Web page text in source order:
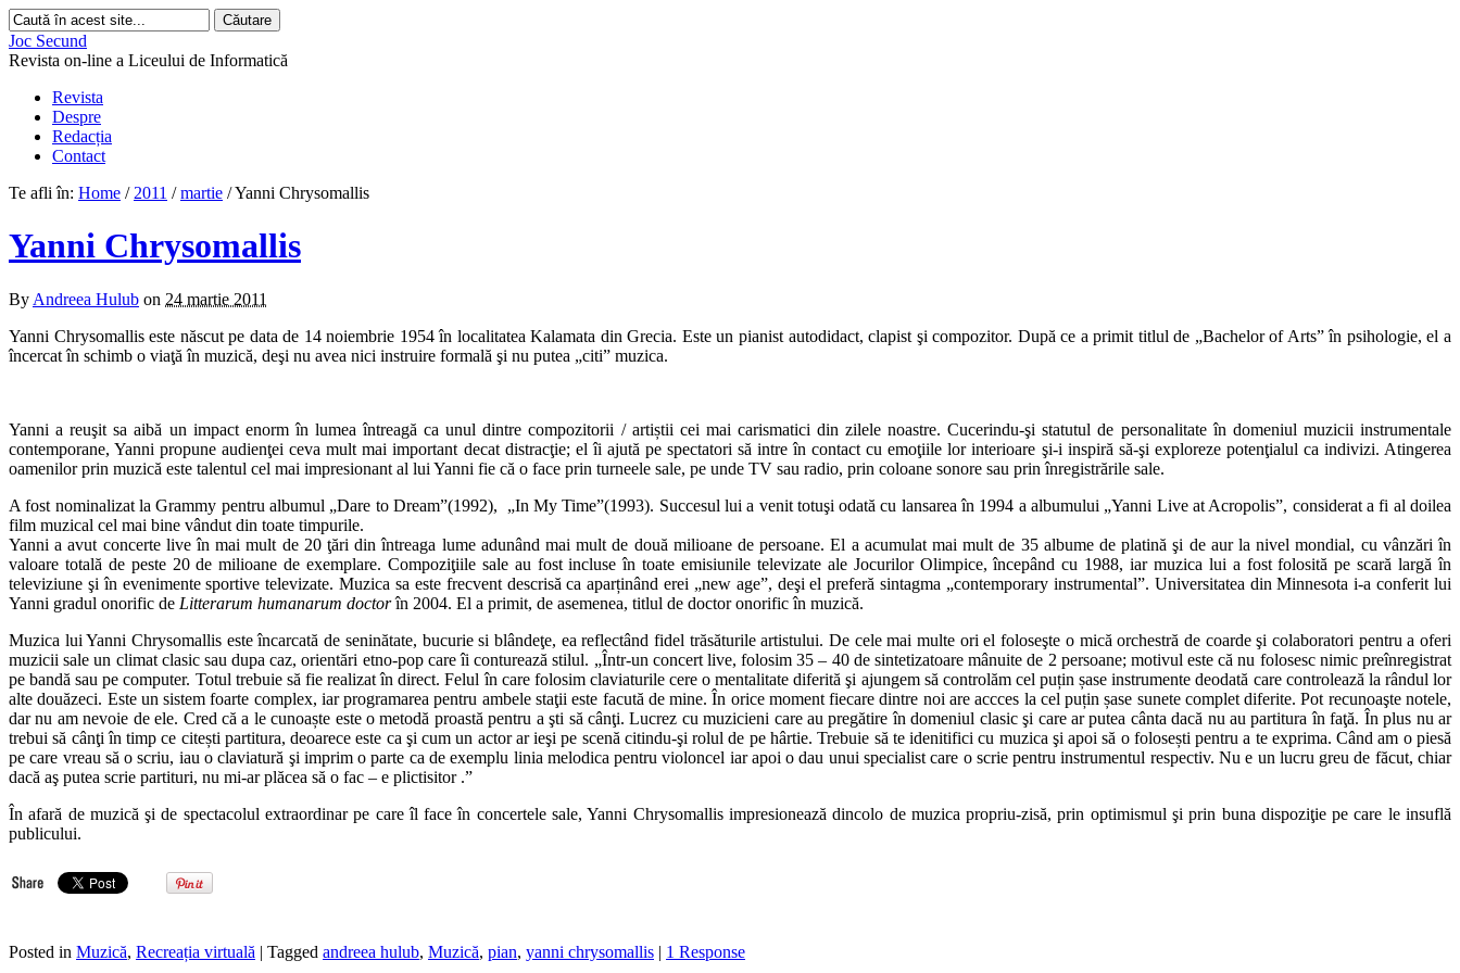
Joc Secund
Revista on-line a Liceului de Informatică
Revista
Despre
Redacția
Contact
Te afli în: Home / 2011 / martie /Yanni Chrysomallis
Yanni Chrysomallis
By Andreea Hulub on 24 martie 2011
Yanni Chrysomallis este născut pe data de 14 noiembrie 1954 în localitatea Kalamata din Grecia. Este un pianist autodidact, clapist şi compozitor. După ce a primit titlul de „Bachelor of Arts” în psihologie, el a
încercat în schimb o viaţă în muzică, deşi nu avea nici instruire formală şi nu putea „citi” muzica.
Yanni a reuşit sa aibă un impact enorm în lumea întreagă ca unul dintre compozitorii / artiștii cei mai carismatici din zilele noastre. Cucerindu-şi statutul de personalitate în domeniul muzicii instrumentale
contemporane, Yanni propune audienţei ceva mult mai important decat distracţie; el îi ajută pe spectatori să intre în contact cu emoţiile lor interioare şi-i inspiră să-şi exploreze potenţialul ca indivizi. Atingerea
oamenilor prin muzică este talentul cel mai impresionant al lui Yanni fie că o face prin turneele sale, pe unde TV sau radio, prin coloane sonore sau prin înregistrările sale.
A fost nominalizat la Grammy pentru albumul „Dare to Dream”(1992), „In My Time”(1993). Succesul lui a venit totuşi odată cu lansarea în 1994 a albumului „Yanni Live at Acropolis”, considerat a fi al doilea
film muzical cel mai bine vândut din toate timpurile.
Yanni a avut concerte live în mai mult de 20 ţări din întreaga lume adunând mai mult de două milioane de persoane. El a acumulat mai mult de 35 albume de platină şi de aur la nivel mondial, cu vânzări în
valoare totală de peste 20 de milioane de exemplare. Compoziţiile sale au fost incluse în toate emisiunile televizate ale Jocurilor Olimpice, începând cu 1988, iar muzica lui a fost folosită pe scară largă în
televiziune şi în evenimente sportive televizate. Muzica sa este frecvent descrisă ca aparținând erei „new age”, deşi el preferă sintagma „contemporary instrumental”. Universitatea din Minnesota i-a conferit lui
Yanni gradul onorific de Litterarum humanarum doctorîn 2004. El a primit, de asemenea, titlul de doctor onorific în muzică.
Muzica lui Yanni Chrysomallis este încarcată de seninătate, bucurie si blândeţe, ea reflectând fidel trăsăturile artistului. De cele mai multe ori el foloseşte o mică orchestră de coarde şi colaboratori pentru a oferi
muzicii sale un climat clasic sau dupa caz, orientări etno-pop care îi conturează stilul. „Într-un concert live, folosim 35 – 40 de sintetizatoare mânuite de 2 persoane; motivul este că nu folosesc nimic preînregistrat
pe bandă sau pe computer. Totul trebuie să fie realizat în direct. Felul în care folosim claviaturile cere o mentalitate diferită şi ajungem să controlăm cel puțin șase instrumente deodată care controlează la rândul lor
alte douăzeci. Este un sistem foarte complex, iar programarea pentru ambele staţii este facută de mine. În orice moment fiecare dintre noi are accces la cel puțin șase sunete complet diferite. Pot recunoaşte notele,
dar nu am nevoie de ele. Cred că a le cunoaște este o metodă proastă pentru a şti să cânţi. Lucrez cu muzicieni care au pregătire în domeniul clasic şi care ar putea cânta dacă nu au partitura în faţă. În plus nu ar
trebui să cânţi în timp ce citești partitura, deoarece este ca şi cum un actor ar ieşi pe scenă citindu-şi rolul de pe hârtie. Trebuie să te idenitifici cu muzica şi apoi să o folosești pentru a te exprima. Când am o piesă
pe care vreau să o scriu, iau o claviatură şi imprim o parte ca de exemplu linia melodica pentru violoncel iar apoi o dau unui specialist care o scrie pentru instrumentul respectiv. Nu e un lucru greu de făcut, chiar
dacă aş putea scrie partituri, nu mi-ar plăcea să o fac – e plictisitor .”
În afară de muzică şi de spectacolul extraordinar pe care îl face în concertele sale, Yanni Chrysomallis impresionează dincolo de muzica propriu-zisă, prin optimismul şi prin buna dispoziţie pe care le insuflă
publicului.
Posted in Muzică, Recreația virtuală | Tagged andreea hulub, Muzică, pian, yanni chrysomallis | 1 Response